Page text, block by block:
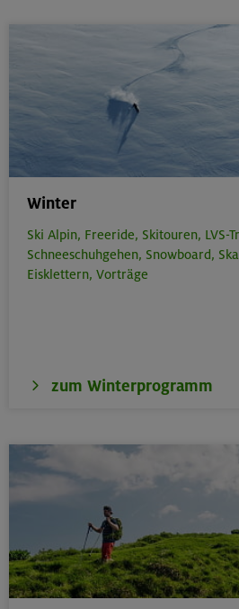
Winter
Ski Alpin, Freeride, Skitouren, LVS-
Schneeschuhgehen, Snowboard,
Eisklettern, Vorträge
zum Winterprogramm